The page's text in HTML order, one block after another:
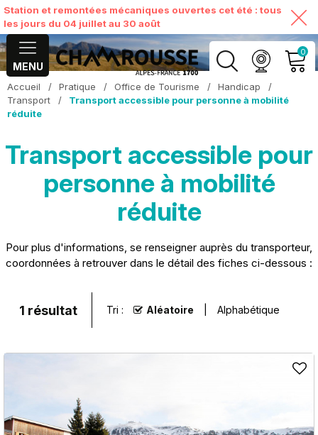
Station et remontées mécaniques ouvertes cet été : tous
les jours du 04 juillet au 30 août
MENU
0
MON COMPTE
Accueil / Pratique / Office de Tourisme / Handicap
/
Transport
/
Transport accessible pour personne à mobilité
réduite
Transport accessible pour
personne à mobilité
réduite
Pour plus d'informations, se renseigner auprès du transporteur,
coordonnées à retrouver dans le détail des fiches ci-dessous :
1 résultat Tri : Aléatoire Alphabétique